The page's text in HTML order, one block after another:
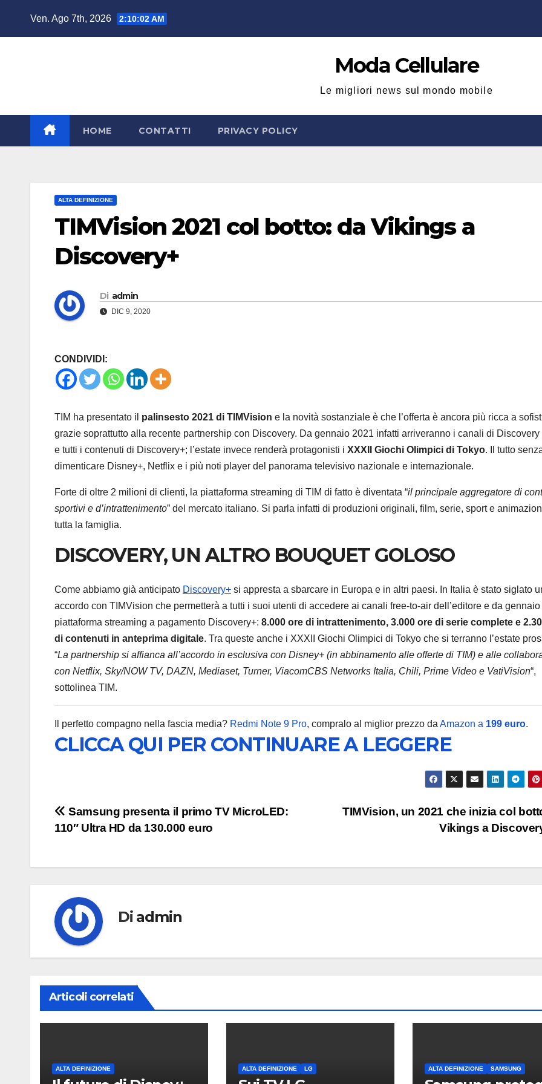
Ven. Ago 7th, 2026 2:10:04 AM
Moda Cellulare
Le migliori news sul mondo mobile
HOME CONTATTI PRIVACY POLICY
ALTA DEFINIZIONE
TIMVision 2021 col botto: da Vikings a
Discovery+
Di admin
DIC 9, 2020
CONDIVIDI:
TIM ha presentato il palinsesto 2021 di TIMVision e la novità sostanziale è che l’offerta è ancora più ricca a
grazie soprattutto alla recente partnership con Discovery. Da gennaio 2021 infatti arriveranno i canali di Discovery
e tutti i contenuti di Discovery+; l’estate invece renderà protagonisti i XXXII Giochi Olimpici di Tokyo. Il tutto
dimenticare Disney+, Netflix e i più noti player del panorama televisivo nazionale e internazionale.
Forte di oltre 2 milioni di clienti, la piattaforma streaming di TIM di fatto è diventata “il principale aggregatore di
sportivi e d’intrattenimento” del mercato italiano. Si parla infatti di produzioni originali, film, serie, sport e
tutta la famiglia.
DISCOVERY, UN ALTRO BOUQUET GOLOSO
Come abbiamo già anticipato Discovery+ si appresta a sbarcare in Europa e in altri paesi. In Italia è stato siglato
accordo con TIMVision che permetterà a tutti i suoi utenti di accedere ai canali free-to-air dell’editore e da
piattaforma streaming a pagamento Discovery+: 8.000 ore di intrattenimento, 3.000 ore di serie complete e
di contenuti in anteprima digitale. Tra queste anche i XXXII Giochi Olimpici di Tokyo che si terranno l’estate
“La partnership si affianca all’accordo in esclusiva con Disney+ (in abbinamento alle offerte di TIM) e alle
con Netflix, Sky/NOW TV, DAZN, Mediaset, Turner, ViacomCBS Networks Italia, Chili, Prime Video e VatiVision“,
sottolinea TIM.
Il perfetto compagno nella fascia media? Redmi Note 9 Pro, compralo al miglior prezzo da Amazon a 199 euro.
CLICCA QUI PER CONTINUARE A LEGGERE
Navigazione
TIMVision, un 2021 che inizia col
Vikings a
Samsung presenta il primo TV MicroLED:
110″ Ultra HD da 130.000 euro
Di admin
Articoli correlati
ALTA DEFINIZIONE ALTA DEFINIZIONE LG ALTA DEFINIZIONE SAMSUNG
HOME
20
tempo